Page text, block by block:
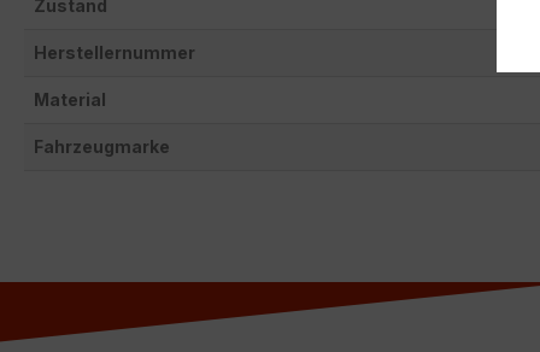
Zustand
Herstellernummer
Material
Fahrzeugmarke